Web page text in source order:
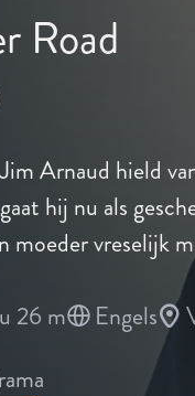
Road
Arnaud hield
hij nu als
moeder vreselijk
26 m Engels